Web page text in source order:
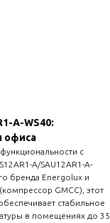
A-WS40:
офиса
с
A/SAU12AR1-A-
бренда Energolux и
GMCC), этот
стабильное
в помещениях до 35